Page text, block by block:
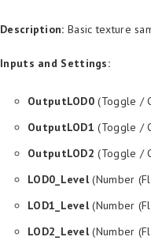
Description: Basic texture
Inputs and Settings:
OutputLOD0 (Toggle /
OutputLOD1 (Toggle /
OutputLOD2 (Toggle /
LOD0_Level(Number
LOD1_Level(Number
LOD2_Level(Number